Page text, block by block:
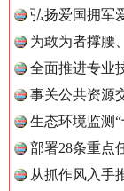
弘扬爱国拥军
为敢为者撑腰
全面推进专业
事关公共资源
生态环境监测“
部署28条重点
从抓作风入手
红船